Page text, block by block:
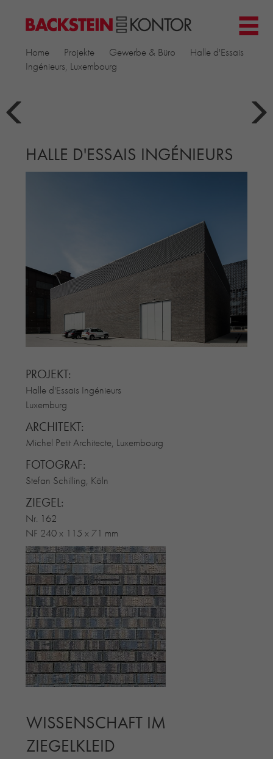
PROJEKTE
EINFAMILIENHÄUSER
ÖFFENTLICHE BAUTEN
RIEMCHENKOLLEKTIONEN TONWERK
ALLGEMEINE RIEMCHENKOLLEKTIONEN
RECYCLING-ZIEGEL
RE-USE-ZIEGEL
FASSADENPLANUNG (SCHWEIZ)
ÜBER UNS
BLOG
Home Projekte Gewerbe & Büro
Halle d'Essais
Ingénieurs, Luxembourg
HALLE D'ESSAIS INGÉNIEURS
PROJEKT:
Halle d'Essais Ingénieurs
Luxemburg
ARCHITEKT:
Michel Petit Architecte, Luxembourg
FOTOGRAF:
Stefan Schilling, Köln
ZIEGEL:
Nr. 162
NF 240 x 115 x 71 mm
WISSENSCHAFT IM
ZIEGELKLEID